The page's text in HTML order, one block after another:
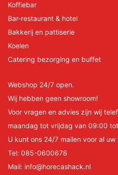
Koffiebar
Bar-restaurant & hotel
Bakkerij en pattiserie
Koelen
Catering bezorging en buffet
Webshop 24/7 open.
Wij hebben geen showroom!
Voor vragen en advies zijn wij
maandag tot vrijdag van 09:00
U kunt ons 24/7 mailen voor al uw
Tel: 085-0600678
Mail: info@horecashack.nl